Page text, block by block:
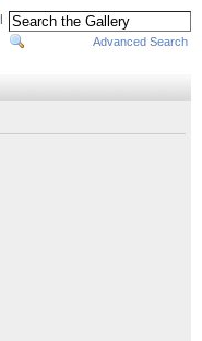
|
Advanced Search